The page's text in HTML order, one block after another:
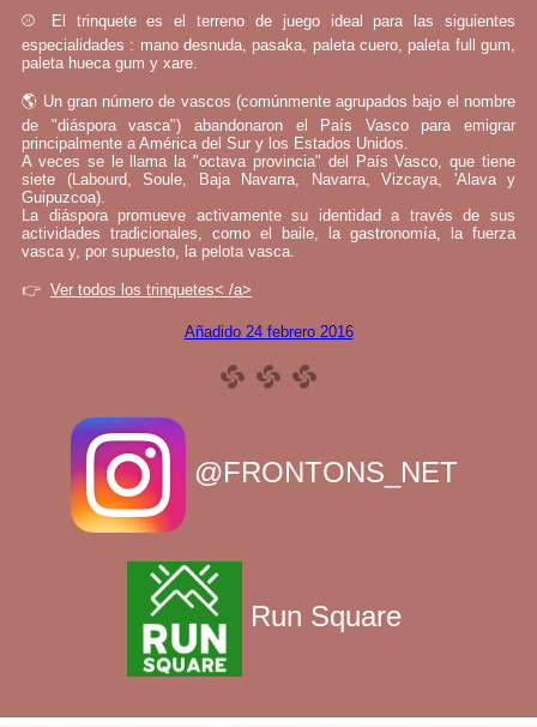
⚾ El trinquete es el terreno de juego ideal para las siguientes
especialidades : mano desnuda, pasaka, paleta cuero, paleta full gum,
paleta hueca gum y xare.
🌎 Un gran número de vascos (comúnmente agrupados bajo el nombre
de "diáspora vasca") abandonaron el País Vasco para emigrar
principalmente a América del Sur y los Estados Unidos.
A veces se le llama la "octava provincia" del País Vasco, que tiene
siete (Labourd, Soule, Baja Navarra, Navarra, Vizcaya, 'Alava y
Guipuzcoa).
La diáspora promueve activamente su identidad a través de sus
actividades tradicionales, como el baile, la gastronomía, la fuerza
vasca y, por supuesto, la pelota vasca.
👉 Ver todos los trinquetes< /a>
Añadido 24 febrero 2016
@FRONTONS_NET
Run Square